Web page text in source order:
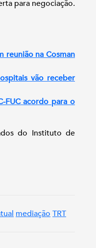
para negociação.
reunião na Cosman
vão receber
FUC acordo para o
do Instituto de
mediação TRT